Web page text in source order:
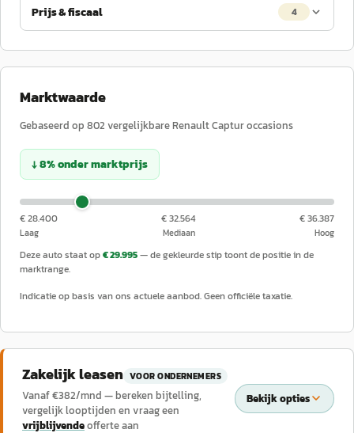
Prijs & fiscaal 4
Marktwaarde
Gebaseerd op 802 vergelijkbareRenaultCapturoccasions
↓8%ondermarktprijs
€ 28.400
Laag
€ 32.564
Mediaan
€ 36.387
Hoog
Deze auto staat op€ 29.995— de gekleurde stip toont de positie in de
marktrange.
Indicatie op basis van ons actuele aanbod. Geen officiële taxatie.
Zakelijk leasen VOOR ONDERNEMERS
Vanaf €382/mnd — bereken bijtelling,
vergelijk looptijden en vraag een
vrijblijvendeofferte aan
Bekijk opties